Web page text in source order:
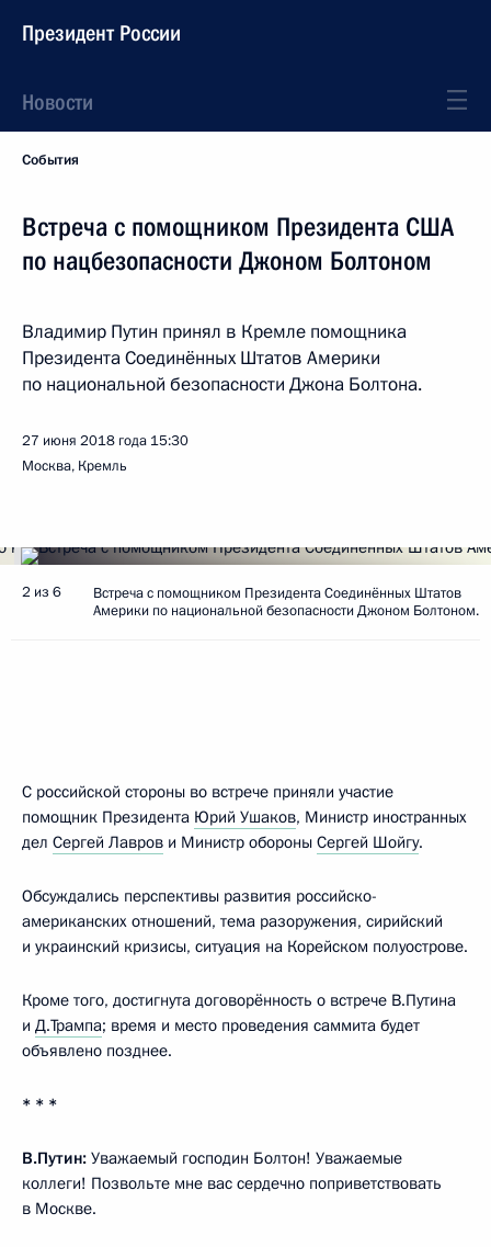
Президент России
Новости
События
Встреча с помощником Президента США
по нацбезопасности Джоном Болтоном
Владимир Путин принял в Кремле помощника
Президента Соединённых Штатов Америки
по национальной безопасности Джона Болтона.
27 июня 2018 года 15:30
Москва, Кремль
2 из 6
Встреча с помощником Президента Соединённых Штатов
Америки по национальной безопасности Джоном Болтоном.
С российской стороны во встрече приняли участие
помощник Президента Юрий Ушаков, Министр иностранных
дел Сергей Лавров и Министр обороны Сергей Шойгу.
Обсуждались перспективы развития российско-
американских отношений, тема разоружения, сирийский
и украинский кризисы, ситуация на Корейском полуострове.
Кроме того, достигнута договорённость о встрече В.Путина
и Д.Трампа; время и место проведения саммита будет
объявлено позднее.
* * *
В.Путин: Уважаемый господин Болтон! Уважаемые
коллеги! Позвольте мне вас сердечно поприветствовать
в Москве.